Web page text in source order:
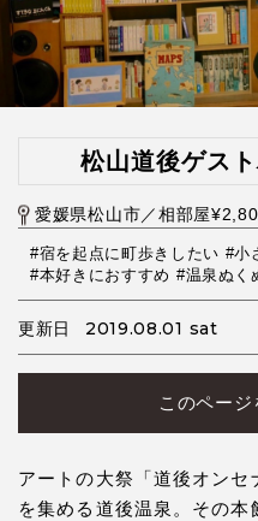
松山道後ゲス
愛媛県松山市／相部屋
#宿を起点に町歩きしたい #小
#本好きにおすすめ #温泉ぬく
更新日 2019.08.01 sat
このページ
アートの大祭「道後オンセ
を集める道後温泉。その